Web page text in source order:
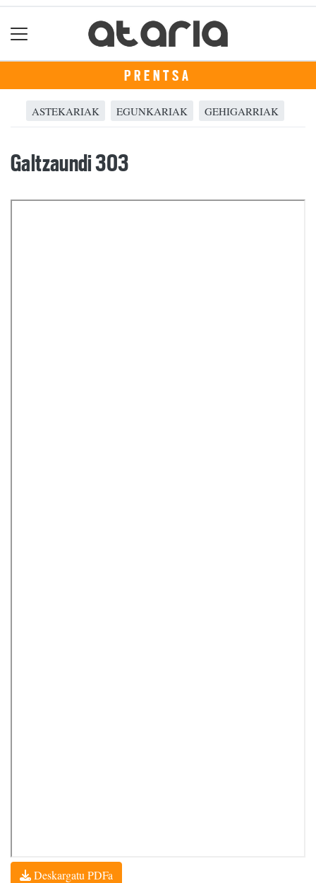
PRENTSA
ASTEKARIAK EGUNKARIAK GEHIGARRIAK
Galtzaundi 303
Deskargatu PDFa